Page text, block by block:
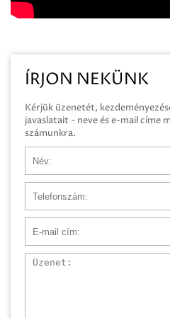
ÍRJON NEKÜNK
Kérjük üzenetét,
javaslatait - neve és e-mail címe
számunkra.
Üzenet